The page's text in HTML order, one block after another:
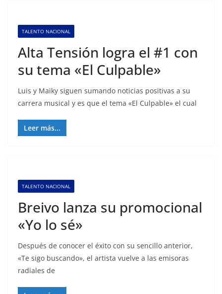
TALENTO NACIONAL
Alta Tensión logra el #1 con
su tema «El Culpable»
Luis y Maiky siguen sumando noticias positivas a su
carrera musical y es que el tema «El Culpable» el cual
Leer más...
TALENTO NACIONAL
Breivo lanza su promocional
«Yo lo sé»
Después de conocer el éxito con su sencillo anterior,
«Te sigo buscando», el artista vuelve a las emisoras
radiales de